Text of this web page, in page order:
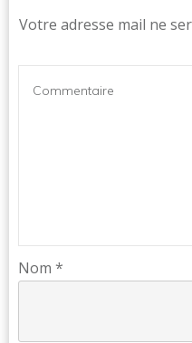
Votre adresse mail ne
Nom *